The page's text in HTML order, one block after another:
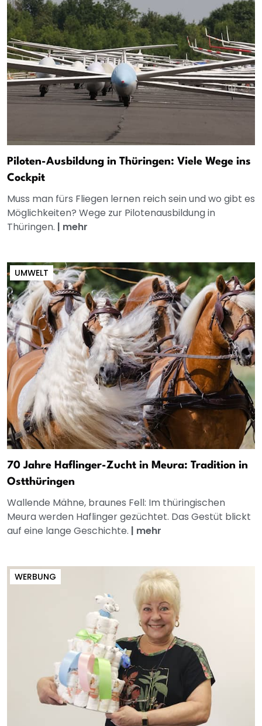
Piloten-Ausbildung in Thüringen: Viele Wege ins
Cockpit
Muss man fürs Fliegen lernen reich sein und wo gibt es
Möglichkeiten? Wege zur Pilotenausbildung in
Thüringen. | mehr
UMWELT
70 Jahre Haflinger-Zucht in Meura: Tradition in
Ostthüringen
Wallende Mähne, braunes Fell: Im thüringischen
Meura werden Haflinger gezüchtet. Das Gestüt blickt
auf eine lange Geschichte. | mehr
WERBUNG